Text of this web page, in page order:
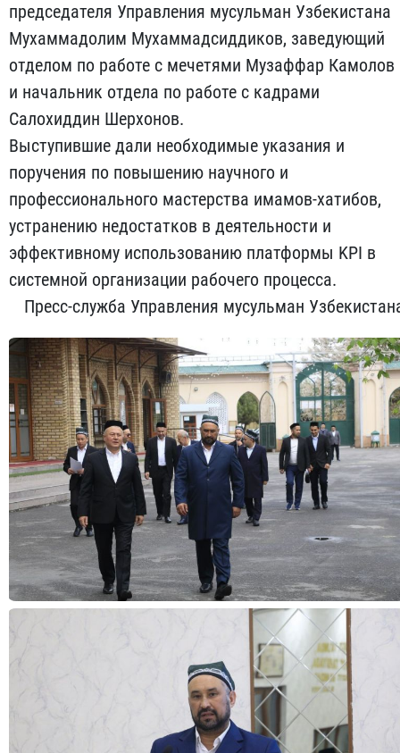
председателя Управления мусульман Узбекистана
Мухаммадолим Мухаммадсиддиков, заведующий
отделом по работе с мечетями Музаффар Камолов
и начальник отдела по работе с кадрами
Салохиддин Шерхонов.
Выступившие дали необходимые указания и
поручения по повышению научного и
профессионального мастерства имамов-хатибов,
устранению недостатков в деятельности и
эффективному использованию платформы KPI в
системной организации рабочего процесса.
Пресс-служба Управления мусульман